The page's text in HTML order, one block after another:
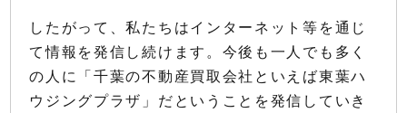
したがって、私たちはインターネット等を通じ
て情報を発信し続けます。今後も一人でも多く
の人に「千葉の不動産買取会社といえば東葉ハ
ウジングプラザ」だということを発信していき